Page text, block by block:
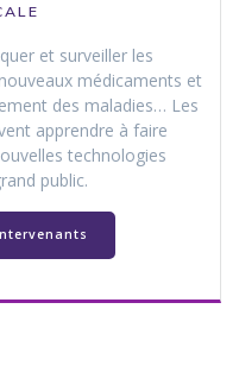
et surveiller les
médicaments et
des maladies… Les
apprendre à faire
technologies
public.